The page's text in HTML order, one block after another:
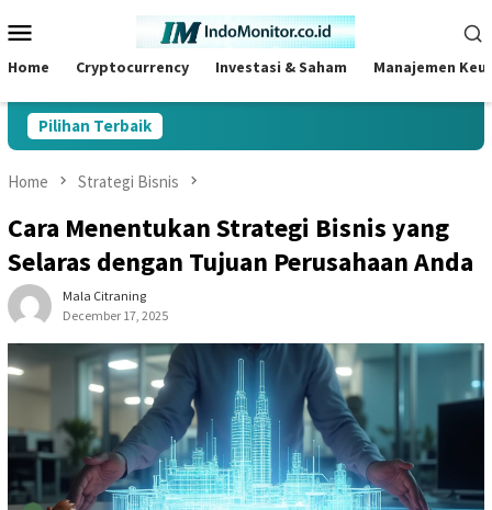
to
Menu
Home Cryptocurrency Investasi & Saham Manajemen
Pilihan Terbaik
Home Strategi Bisnis
Cara Menentukan Strategi Bisnis yang
Selaras dengan Tujuan Perusahaan Anda
Mala Citraning
December 17, 2025